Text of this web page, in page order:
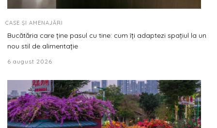
CASE ȘI AMENAJĂRI
Bucătăria care ține pasul cu tine: cum îți adaptezi spațiul la un
nou stil de alimentație
6 august 2026